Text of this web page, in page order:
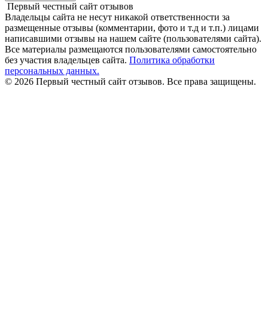
Первый честный сайт отзывов
Владельцы сайта не несут никакой ответственности за
размещенные отзывы (комментарии, фото и т.д и т.п.) лицами
написавшими отзывы на нашем сайте (пользователями сайта).
Все материалы размещаются пользователями самостоятельно
без участия владельцев сайта. Политика обработки
персональных данных.
© 2026 Первый честный сайт отзывов. Все права защищены.